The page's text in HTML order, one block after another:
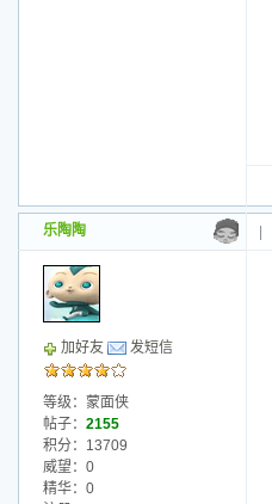
乐陶陶
加好友 发短信
等级：蒙面侠
帖子： 2155
积分：13709
威望：0
精华：0